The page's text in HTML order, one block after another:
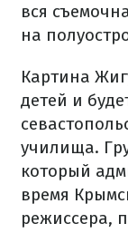
вся
на
Картина
детей и
училища.
который
время
режиссера,